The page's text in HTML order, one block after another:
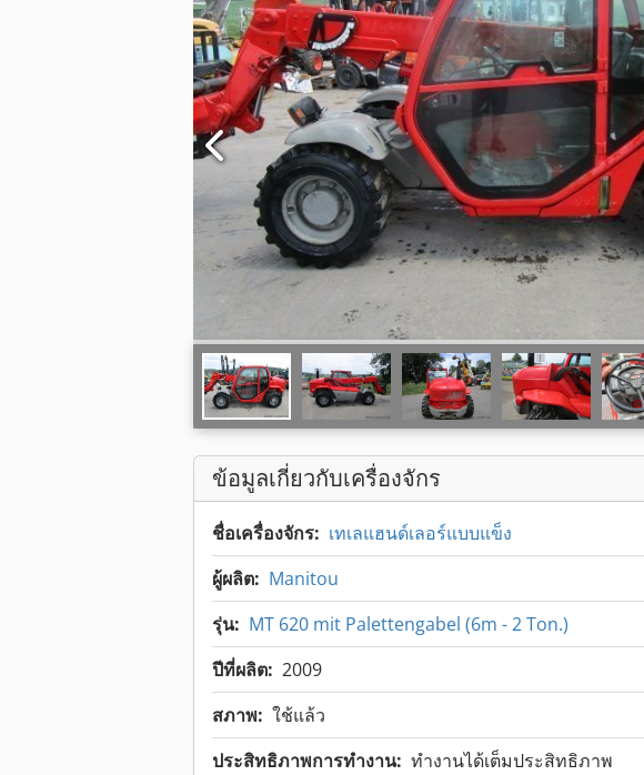
ข้อมูลเกี่ยวกับเครื่องจักร
ชื่อเครื่องจักร: เทเลแฮนด์เลอร์แบบแข็ง
ผู้ผลิต: Manitou
รุ่น: MT 620 mit Palettengabel (6m - 2 Ton.)
ปีที่ผลิต: 2009
สภาพ: ใช้แล้ว
ประสิทธิภาพการทำงาน: ทำงานได้เต็มประสิทธิภาพ